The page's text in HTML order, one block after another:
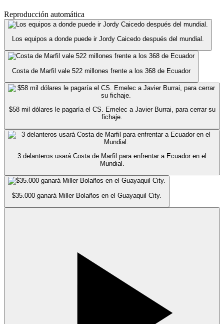
Reproducción automática
Los equipos a donde puede ir Jordy Caicedo después del mundial.
Costa de Marfil vale 522 millones frente a los 368 de Ecuador
$58 mil dólares le pagaría el CS. Emelec a Javier Burrai, para cerrar su
fichaje.
3 delanteros usará Costa de Marfil para enfrentar a Ecuador en el
Mundial.
$35.000 ganará Miller Bolaños en el Guayaquil City.